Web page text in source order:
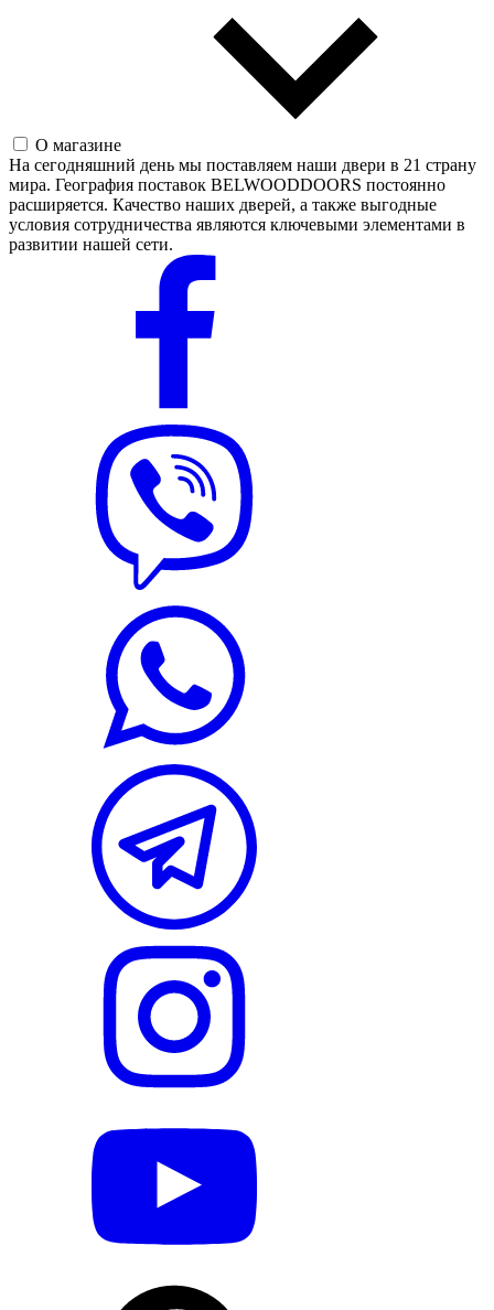
О магазине
На сегодняшний день мы поставляем наши двери в 21 страну
мира. География поставок BELWOODDOORS постоянно
расширяется. Качество наших дверей, а также выгодные
условия сотрудничества являются ключевыми элементами в
развитии нашей сети.